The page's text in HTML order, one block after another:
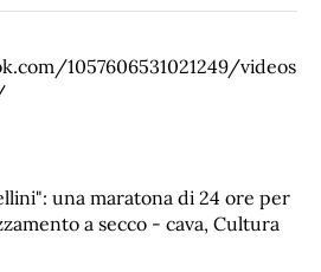
1057606531021249/videos